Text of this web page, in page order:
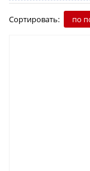
Сортировать: по